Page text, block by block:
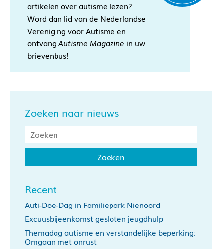
artikelen over autisme lezen?
Word dan lid van de Nederlandse
Vereniging voor Autisme en
ontvang Autisme Magazine in uw
brievenbus!
Zoeken naar nieuws
Recent
Auti-Doe-Dag in Familiepark Nienoord
Excuusbijeenkomst gesloten jeugdhulp
Themadag autisme en verstandelijke beperking:
Omgaan met onrust